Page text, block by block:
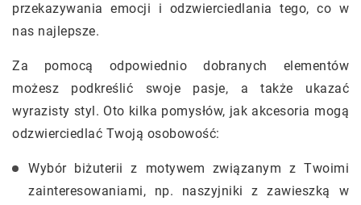
przekazywania emocji i odzwierciedlania tego, co w
nas najlepsze.
Za pomocą odpowiednio dobranych elementów
możesz podkreślić swoje pasje, a także ukazać
wyrazisty styl. Oto kilka pomysłów, jak akcesoria mogą
odzwierciedlać Twoją osobowość:
Wybór biżuterii z motywem związanym z Twoimi
zainteresowaniami, np. naszyjniki z zawieszką w